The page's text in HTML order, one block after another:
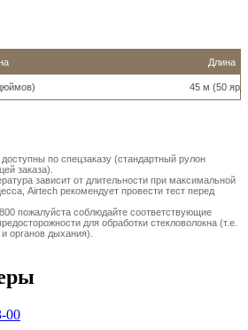
Длина
45 м (50
по спецзаказу (стандартный рулон
заказа).
зависит от длительности при максимальной
Airtech рекомендует провести тест перед
пожалуйста соблюдайте соответствующие
для обработки стекловолокна (т.е.
органов дыхания).
00